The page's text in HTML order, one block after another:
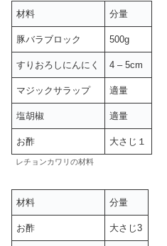
材料 分量
豚バラブロック 500g
すりおろしにんにく 4 – 5cm
マジックサラップ 適量
塩胡椒 適量
お酢 大さじ１
レチョンカワリの材料
材料 分量
お酢 大さじ3